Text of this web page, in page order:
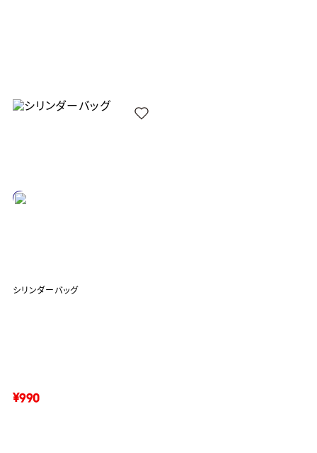
シリンダーバッグ
¥990